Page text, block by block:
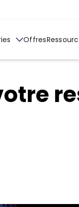
Offres